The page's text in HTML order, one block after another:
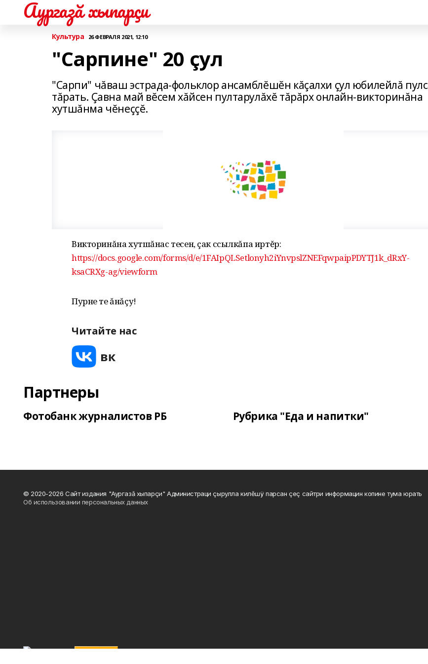
Аургазă хыпарçи
Культура 26 ФЕВРАЛЯ 2021, 12:10
"Сарпине" 20 çул
"Сарпи" чăваш эстрада-фольклор ансамблĕшĕн кăçалхи çул юбилейлă
тăрать. Çавна май вĕсем хăйсен пултарулăхĕ тăрăрх онлайн-викторинăна
хутшăнма чĕнеççĕ.
Викторинăна хутшăнас тесен, çак ссылкăпа иртĕр:
https://docs.google.com/forms/d/e/1FAIpQLSetlonyh2iYnvpslZNEFqwpaipPDYTJ1k_dRxY-
ksaCRXg-ag/viewform
Пурне те ăнăçу!
Читайте нас
Партнеры
Фотобанк журналистов РБ Рубрика "Еда и напитки"
© 2020-2026 Сайт издания "Аургазă хыпарçи" Администраци çырулла килĕшÿ парсан çеç сайтри информацин копине тума юрать
Об использовании персональных данных